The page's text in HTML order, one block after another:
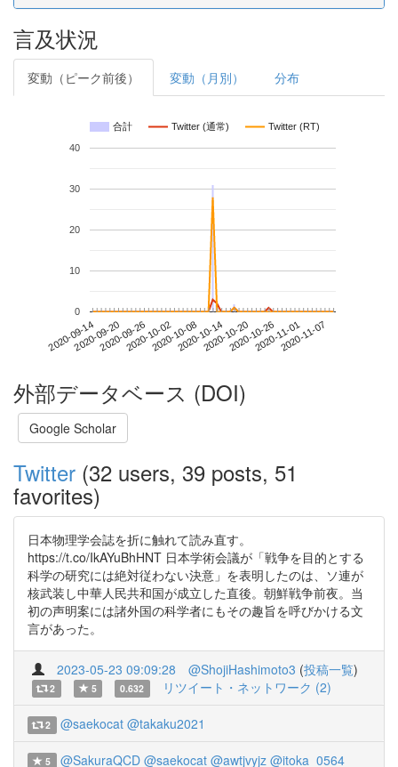
言及状況
変動（ピーク前後） 変動（月別） 分布
合計 Twitter (通常) Twitter (RT)
2020-09-142020-09-202020-09-262020-10-022020-10-082020-10-142020-10-202020-10-262020-11-012020-11-07
0
10
20
30
40
外部データベース (DOI)
Google Scholar
Twitter (32 users, 39 posts, 51
favorites)
日本物理学会誌を折に触れて読み直す。
https://t.co/IkAYuBhHNT 日本学術会議が「戦争を目的とする
科学の研究には絶対従わない決意」を表明したのは、ソ連が
核武装し中華人民共和国が成立した直後。朝鮮戦争前夜。当
初の声明案には諸外国の科学者にもその趣旨を呼びかける文
言があった。
2023-05-23 09:09:28 @ShojiHashimoto3 (投稿一覧)
2 5 0.632 リツイート・ネットワーク (2)
2 @saekocat @takaku2021
5 @SakuraQCD @saekocat @awtjvyjz @itoka_0564